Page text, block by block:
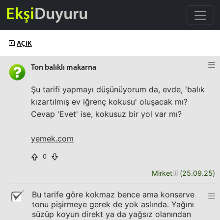
EkşiDuyuru
AÇIK
Ton balıklı makarna
Şu tarifi yapmayı düşünüyorum da, evde, 'balık
kızartılmış ev iğrenç kokusu' oluşacak mı?
Cevap 'Evet' ise, kokusuz bir yol var mı?
yemek.com
0
Mirket (25.09.25)
Bu tarife göre kokmaz bence ama konserve
tonu pişirmeye gerek de yok aslında. Yağını
süzüp koyun direkt ya da yağsız olanından